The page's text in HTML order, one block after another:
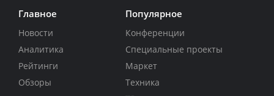
Главное
Новости
Аналитика
Рейтинги
Обзоры
Популярное
Конференции
Специальные проекты
Маркет
Техника